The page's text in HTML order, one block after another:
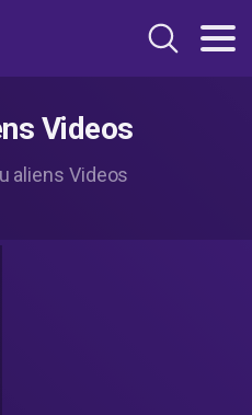
Videos
aliens Videos